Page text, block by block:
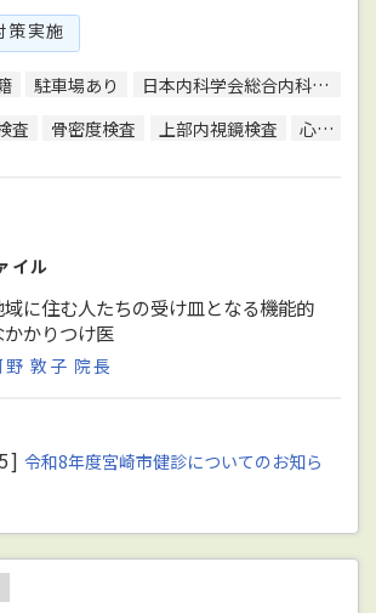
策実施
駐車場あり
日本内科学会総合内科専門医
査
骨密度検査 上部内視鏡検査 心臓超音波（エコー）検査
イル
域に住む人たちの受け皿となる機能的
かかりつけ医
野 敦子 院長
令和8年度宮崎市健診についてのお知ら